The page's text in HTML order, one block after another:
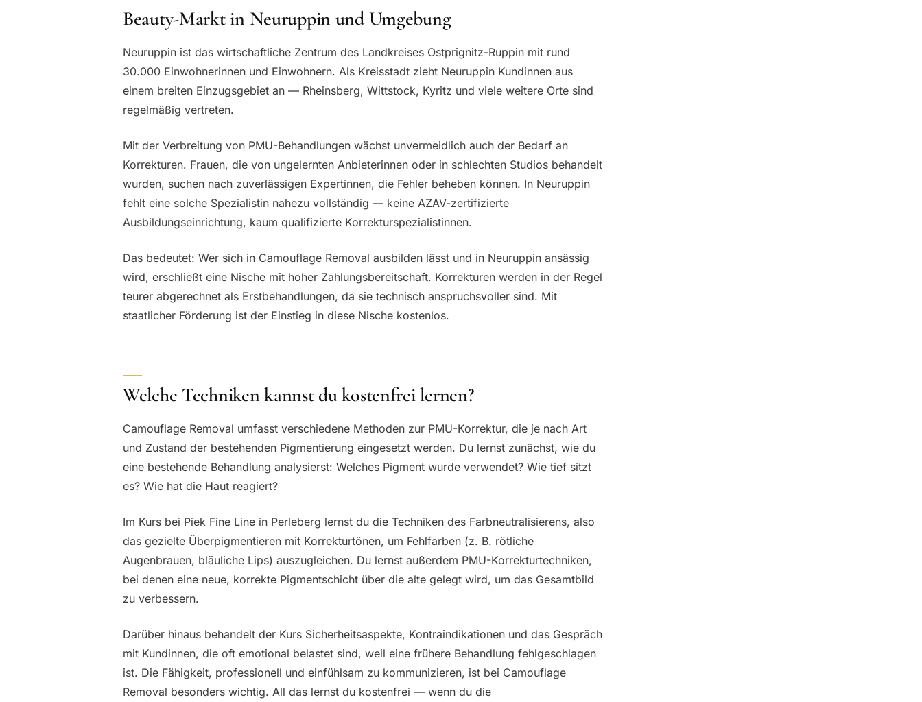
Beauty-Markt in Neuruppin und Umgebung
Neuruppin ist das wirtschaftliche Zentrum des Landkreises Ostprignitz-Ruppin mit rund
30.000 Einwohnerinnen und Einwohnern. Als Kreisstadt zieht Neuruppin Kundinnen aus
einem breiten Einzugsgebiet an — Rheinsberg, Wittstock, Kyritz und viele weitere Orte sind
regelmäßig vertreten.
Mit der Verbreitung von PMU-Behandlungen wächst unvermeidlich auch der Bedarf an
Korrekturen. Frauen, die von ungelernten Anbieterinnen oder in schlechten Studios behandelt
wurden, suchen nach zuverlässigen Expertinnen, die Fehler beheben können. In Neuruppin
fehlt eine solche Spezialistin nahezu vollständig — keine AZAV-zertifizierte
Ausbildungseinrichtung, kaum qualifizierte Korrekturspezialistinnen.
Das bedeutet: Wer sich in Camouflage Removal ausbilden lässt und in Neuruppin ansässig
wird, erschließt eine Nische mit hoher Zahlungsbereitschaft. Korrekturen werden in der Regel
teurer abgerechnet als Erstbehandlungen, da sie technisch anspruchsvoller sind. Mit
staatlicher Förderung ist der Einstieg in diese Nische kostenlos.
Welche Techniken kannst du kostenfrei lernen?
Camouflage Removal umfasst verschiedene Methoden zur PMU-Korrektur, die je nach Art
und Zustand der bestehenden Pigmentierung eingesetzt werden. Du lernst zunächst, wie du
eine bestehende Behandlung analysierst: Welches Pigment wurde verwendet? Wie tief sitzt
es? Wie hat die Haut reagiert?
Im Kurs bei Piek Fine Line in Perleberg lernst du die Techniken des Farbneutralisierens, also
das gezielte Überpigmentieren mit Korrekturtönen, um Fehlfarben (z. B. rötliche
Augenbrauen, bläuliche Lips) auszugleichen. Du lernst außerdem PMU-Korrekturtechniken,
bei denen eine neue, korrekte Pigmentschicht über die alte gelegt wird, um das Gesamtbild
zu verbessern.
Darüber hinaus behandelt der Kurs Sicherheitsaspekte, Kontraindikationen und das Gespräch
mit Kundinnen, die oft emotional belastet sind, weil eine frühere Behandlung fehlgeschlagen
ist. Die Fähigkeit, professionell und einfühlsam zu kommunizieren, ist bei Camouflage
Removal besonders wichtig. All das lernst du kostenfrei — wenn du die